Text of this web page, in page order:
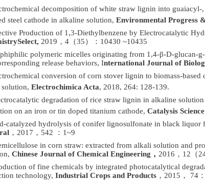
decomposition of white straw lignin into
steel cathode in alkaline solution, Environmental Progress
Production of 1,3-Diethylbenzene by Electrocatalytic
2019 ， 4 （35）： 10430 ~10435
polymeric micelles originating from 1,4-β-D-glucan-
release behaviors, International Journal of
conversion of corn stover lignin to biomass-
Electrochimica Acta, 2018, 264: 128-139.
degradation of rice straw lignin in alkaline
on an iron or tin doped titanium cathode, Catalysis
catalyzed hydrolysis of conifer lignosulfonate in black liquor
， 2017 ， 542 ： 1~9
in corn straw: extracted from alkali solution and
Chinese Journal of Chemical Engineering ， 2016 ， 12 （
of fine chemicals by integrated photocatalytical
technology, Industrial Crops and Products ， 2015 ， 74 ：